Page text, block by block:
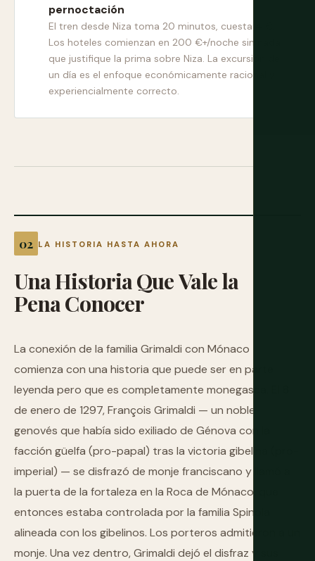
pernoctación
El tren desde Niza toma 20 minutos, cuesta 4 €.
Los hoteles comienzan en 200 €+/noche sin nada
que justifique la prima sobre Niza. La excursión de
un día es el enfoque económicamente racional y
experiencialmente correcto.
LA HISTORIA HASTA AHORA
UnaHistoriaQueValela
PenaConocer
La conexión de la familia Grimaldi con Mónaco
comienza con una historia que puede ser en parte
leyenda pero que es completamente monegasca. El 8
de enero de 1297, François Grimaldi — un noble
genovés que había sido exiliado de Génova con la
facción güelfa (pro-papal) tras la victoria gibelina (pro-
imperial) — se disfrazó de monje franciscano y llamó a
la puerta de la fortaleza en la Roca de Mónaco, que
entonces estaba controlada por la familia Spinola
alineada con los gibelinos. Los porteros admitieron a un
monje. Una vez dentro, Grimaldi dejó el disfraz y sus